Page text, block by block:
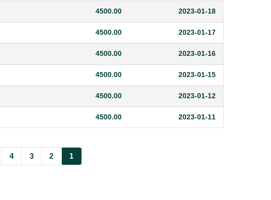
2023-01-18
4500.00
2023-01-17
4500.00
2023-01-16
4500.00
2023-01-15
4500.00
2023-01-12
4500.00
2023-01-11
4500.00
1
2
3
4